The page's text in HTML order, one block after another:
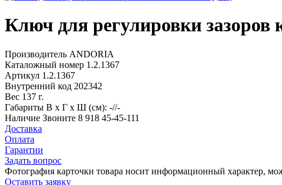
Ключ для регулировки зазоров
Производитель ANDORIA
Каталожный номер 1.2.1367
Артикул 1.2.1367
Внутренний код 202342
Вес 137 г.
Габариты В х Г х Ш (см): -//-
Наличие Звоните 8 918 45-45-111
Доставка
Оплата
Гарантии
Задать вопрос
Фотография карточки товара носит информационный характер,
Оставить заявку